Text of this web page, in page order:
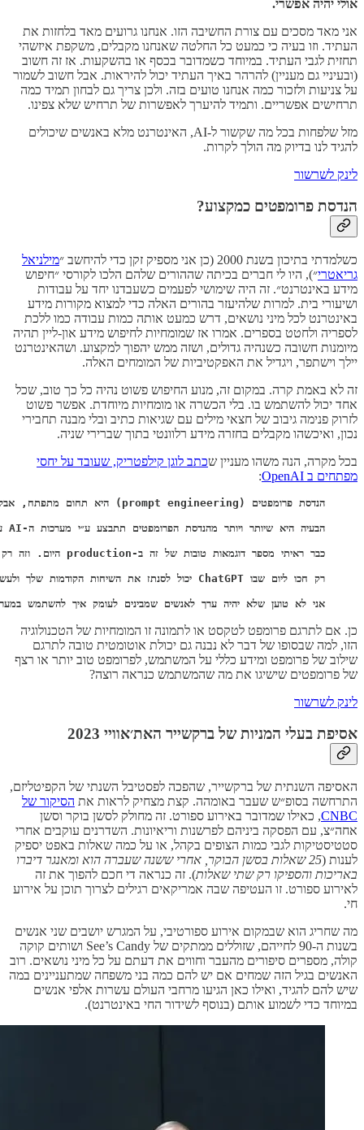
אולי יהיה אפשרי.
אני מאד מסכים עם צורת החשיבה הזו. אנחנו גרועים מאד בלחזות את
העתיד. וזו בעיה כי כמעט כל החלטה שאנחנו מקבלים, משקפת איזשהי
תחזית לגבי העתיד. במיוחד כשמדובר בכסף או בהשקעות. אז זה חשוב
(ובעיניי גם מעניין) להרהר באיך העתיד יכול להיראות. אבל חשוב לשמור
על צניעות ולזכור כמה אנחנו טועים בזה. ולכן צריך גם לבחון תמיד כמה
תרחישים אפשריים. ותמיד להיערך לאפשרות של תרחיש שלא צפינו.
מזל שלפחות בכל מה שקשור ל-AI, האינטרנט מלא באנשים שיכולים
להגיד לנו בדיוק מה הולך לקרות.
לינק לשרשור
הנדסת פרומפטים כמקצוע?
כשלמדתי בתיכון בשנת 2000 (כן אני מספיק זקן כדי להיחשב ״
מילניאל
גריאטרי״), היו לי חברים בכיתה שההורים שלהם הלכו לקורסי ״חיפוש
מידע באינטרנט״. זה היה שימושי לפעמים כשעבדנו יחד על עבודות
ושיעורי בית. למרות שלהיעזר בהורים האלה כדי למצוא מקורות מידע
באינטרנט לכל מיני נושאים, דרש כמעט אותה כמות עבודה כמו ללכת
לספריה ולחטט בספרים. אמרו אז שמומחיות לחיפוש מידע און-ליין תהיה
מיומנות חשובה כשנהיה גדולים, ושזה ממש יהפוך למקצוע. ושהאינטרנט
יילך וישתפר, ויגדיל את האפקטיביות של המומחים האלה.
זה לא באמת קרה. במקום זה, מנוע החיפוש פשוט נהיה כל כך טוב, שכל
אחד יכול להשתמש בו. בלי הכשרה או מומחיות מיוחדת. אפשר פשוט
לזרוק פנימה גיבוב של חצאי מילים עם שגיאות כתיב ובלי מבנה תחבירי
נכון, ואיכשהו מקבלים בחזרה מידע רלוונטי בתוך שברירי שניה.
בכל מקרה, הנה משהו מעניין שכתב לוגן קילפטריק, שעובד על יחסי
מפתחים ב OpenAI
:
אני לא טוען שלא יהיה ערך לאנשים שמבינים לעומק איך להשתמש
כן. אם לתרגם פרומפט לטקסט או לתמונה זו המומחיות של הטכנולוגיה
הזו, למה שבסופו של דבר לא נבנה גם יכולת אוטומטית טובה לתרגם
שילוב של פרומפט ומידע כללי על המשתמש, לפרומפט טוב יותר או רצף
של פרומפטים שישיגו את מה שהמשתמש כנראה רוצה?
לינק לשרשור
אסיפת בעלי המניות של ברקשייר האת׳אוויי 2023
האסיפה השנתית של ברקשייר, שהפכה לפסטיבל השנתי של הקפיטליזם,
התרחשה בסופ״ש שעבר באומהה. קצת מצחיק לראות את הסיקור של
CNBC, כאילו שמדובר באירוע ספורט. זה מחולק לסשן בוקר וסשן
אחה״צ, עם הפסקה ביניהם לפרשנות וריאיונות. השדרנים עוקבים אחרי
סטטיסטיקות לגבי כמות הצופים בקהל, או על כמה שאלות באפט יספיק
לענות (
25 שאלות בסשן הבוקר, אחרי ששנה שעברה הוא ומאנגר דיברו
באריכות והספיקו רק שתי שאלות). זה כנראה די חכם להפוך את זה
לאירוע ספורט. זו העטיפה שבה אמריקאים רגילים לצרוך תוכן על אירוע
חי.
מה שחריג הוא שבמקום אירוע ספורטיבי, על המגרש יושבים שני אנשים
בשנות ה-90 לחייהם, שזוללים ממתקים של See’s Candy ושותים קוקה
קולה, מספרים סיפורים מהעבר וחווים את דעתם על כל מיני נושאים. רוב
האנשים בגיל הזה שמחים אם יש להם כמה בני משפחה שמתעניינים במה
שיש להם להגיד, ואילו כאן הגיעו מרחבי העולם עשרות אלפי אנשים
במיוחד כדי לשמוע אותם (בנוסף לשידור החי באינטרנט).